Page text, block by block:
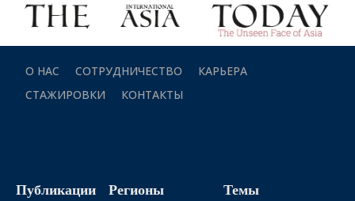
О НАС СОТРУДНИЧЕСТВО
КАРЬЕРА
СТАЖИРОВКИ
КОНТАКТЫ
Публикации Регионы Темы